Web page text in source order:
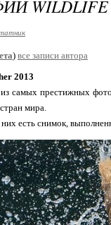
) все записи автора
2013
самых престижных
мира.
есть снимок,